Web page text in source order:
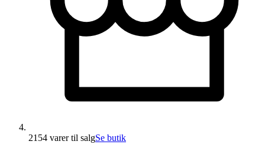
2154 varertil salgSe butik